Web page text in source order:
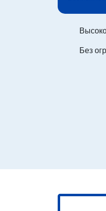
Без